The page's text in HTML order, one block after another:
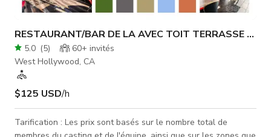
RESTAURANT/BAR DE LA AVEC TOIT TERRASSE &
5.0 (5) 60+ invités
West Hollywood, CA
$125 USD/h
Tarification : Les prix sont basés sur le nombre total de